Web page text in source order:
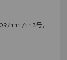
111/113号，